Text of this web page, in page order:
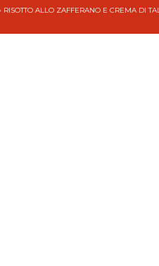
RISOTTO ALLO ZAFFERANO E CREMA DI